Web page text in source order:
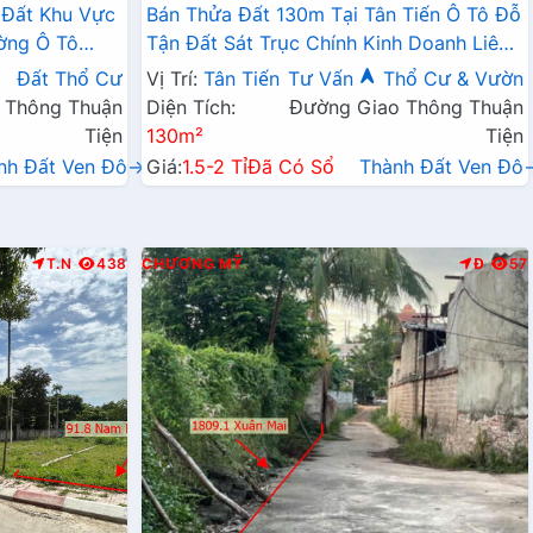
Khu Vực
Ô Tô
Liên Xã
Đất Thổ Cư
Thuận
Tiện
Đất Ven Đô→
Bán Thửa Đất 130m Tại Tân Tiến Ô Tô Đỗ
Tận Đất Sát Trục Chính Kinh Doanh Liên
Xã
Vị Trí: Tân Tiến Tư Vấn
Thổ Cư & Vườn
Diện Tích:
130m²
Đường Giao Thông Thuận
Tiện
Giá:1.5-2 TỉĐã Có Sổ Thành Đất Ven
T.N 438 CHƯƠNG MỸ Đ 57